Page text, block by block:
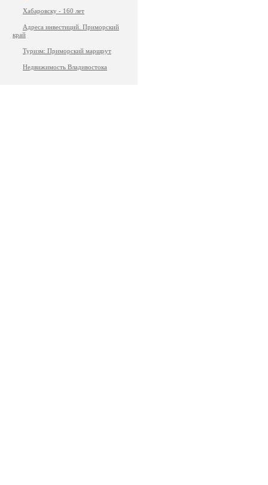
Хабаровску - 160 лет
Адреса инвестиций. Приморский
край
Туризм: Приморский маршрут
Недвижимость Владивостока